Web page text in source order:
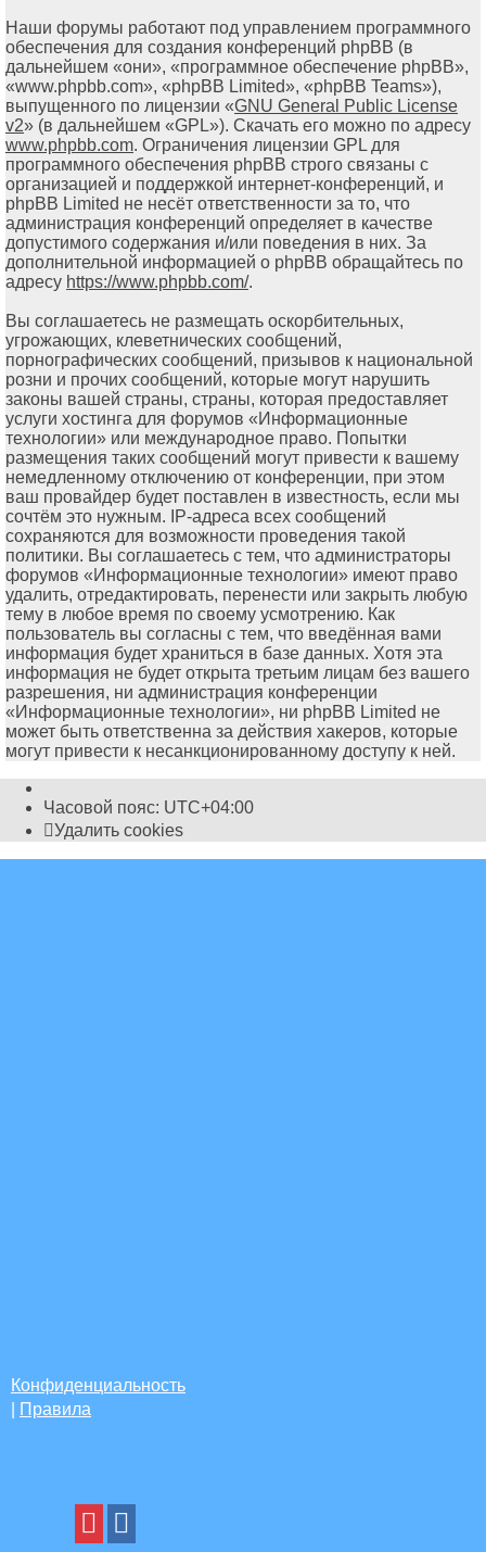
Наши форумы работают под управлением программного
обеспечения для создания конференций phpBB (в
дальнейшем «они», «программное обеспечение phpBB»,
«www.phpbb.com», «phpBB Limited», «phpBB Teams»),
выпущенного по лицензии «GNU General Public License
v2» (в дальнейшем «GPL»). Скачать его можно по адресу
www.phpbb.com. Ограничения лицензии GPL для
программного обеспечения phpBB строго связаны с
организацией и поддержкой интернет-конференций, и
phpBB Limited не несёт ответственности за то, что
администрация конференций определяет в качестве
допустимого содержания и/или поведения в них. За
дополнительной информацией о phpBB обращайтесь по
адресу https://www.phpbb.com/.
Вы соглашаетесь не размещать оскорбительных,
угрожающих, клеветнических сообщений,
порнографических сообщений, призывов к национальной
розни и прочих сообщений, которые могут нарушить
законы вашей страны, страны, которая предоставляет
услуги хостинга для форумов «Информационные
технологии» или международное право. Попытки
размещения таких сообщений могут привести к вашему
немедленному отключению от конференции, при этом
ваш провайдер будет поставлен в известность, если мы
сочтём это нужным. IP-адреса всех сообщений
сохраняются для возможности проведения такой
политики. Вы соглашаетесь с тем, что администраторы
форумов «Информационные технологии» имеют право
удалить, отредактировать, перенести или закрыть любую
тему в любое время по своему усмотрению. Как
пользователь вы согласны с тем, что введённая вами
информация будет храниться в базе данных. Хотя эта
информация не будет открыта третьим лицам без вашего
разрешения, ни администрация конференции
«Информационные технологии», ни phpBB Limited не
может быть ответственна за действия хакеров, которые
могут привести к несанкционированному доступу к ней.
Часовой пояс: UTC+04:00
Удалить cookies
Конфиденциальность
Правила